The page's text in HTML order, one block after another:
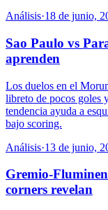
Análisis·18 de junio,
Sao Paulo vs
aprenden
Los duelos en el
libreto de pocos goles
tendencia ayuda a
bajo scoring.
Análisis·13 de junio,
Gremio-
corners revelan